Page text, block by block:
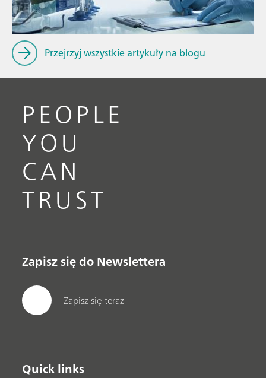
Przejrzyj wszystkie artykuły na blogu
PEOPLE
YOU
CAN
TRUST
Zapisz się do Newslettera
Zapisz się teraz
Quick links